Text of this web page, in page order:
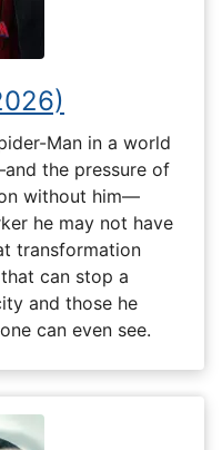
Man in a world
the pressure of
without him—
he may not have
transformation
can stop a
and those he
can even see.